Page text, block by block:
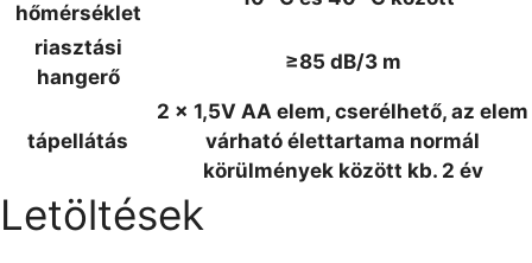
hőmérséklet
riasztási
hangerő
≥85 dB/3 m
tápellátás
2 x 1,5V AA elem, cserélhető, az elem
várható élettartama normál
körülmények között kb. 2 év
Letöltések